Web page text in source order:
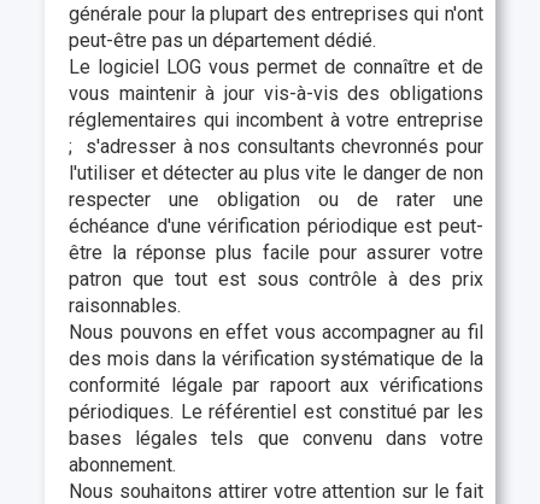
générale pour la plupart des entreprises qui n'ont
peut-être pas un département dédié.
Le logiciel LOG vous permet de connaître et de
vous maintenir à jour vis-à-vis des obligations
réglementaires qui incombent à votre entreprise
; s'adresser à nos consultants chevronnés pour
l'utiliser et détecter au plus vite le danger de non
respecter une obligation ou de rater une
échéance d'une vérification périodique est peut-
être la réponse plus facile pour assurer votre
patron que tout est sous contrôle à des prix
raisonnables.
Nous pouvons en effet vous accompagner au fil
des mois dans la vérification systématique de la
conformité légale par rapoort aux vérifications
périodiques. Le référentiel est constitué par les
bases légales tels que convenu dans votre
abonnement.
Nous souhaitons attirer votre attention sur le fait